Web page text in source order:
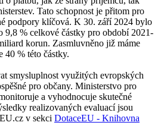
Tato schopnost je přitom pro
podpory klíčová. K 30. září 2024 bylo
9,8 % celkové částky pro období 2021-
korun. Zasmluvněno již máme
40 % této částky.
smysluplnost využitých evropských
pro občany. Ministerstvo pro
a vyhodnocuje skutečné
realizovaných evaluací jsou
v sekci DotaceEU - Knihovna